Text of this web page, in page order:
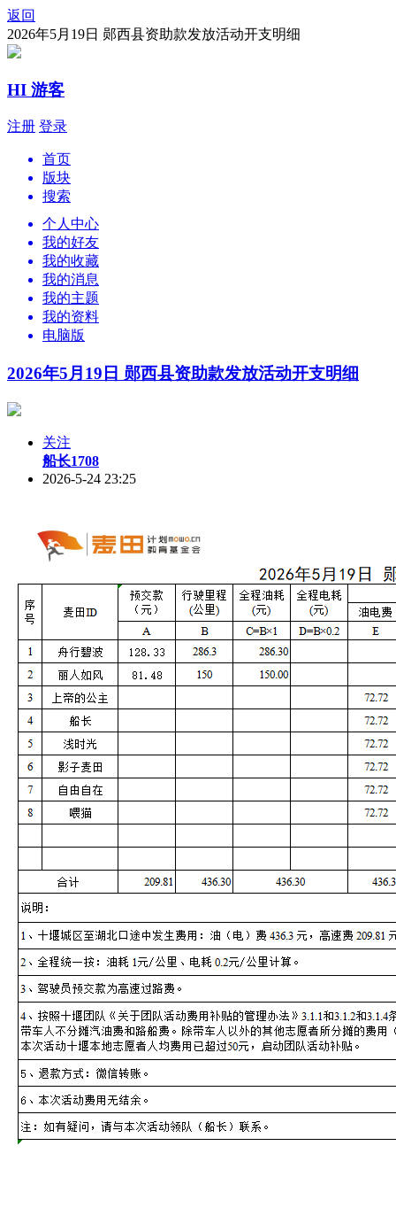
返回
2026年5月19日 郧西县资助款发放活动开支明细
HI 游客
注册 登录
首页
版块
搜索
个人中心
我的好友
我的收藏
我的消息
我的主题
我的资料
电脑版
2026年5月19日 郧西县资助款发放活动开支明细
关注
船长1708
2026-5-24 23:25